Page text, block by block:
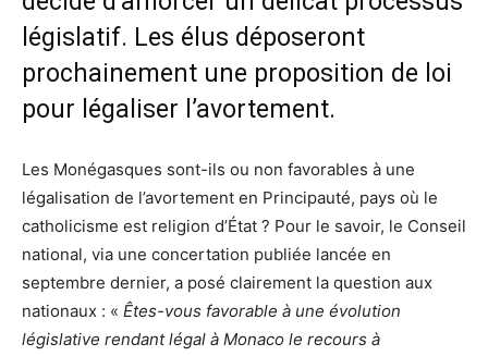
législatif. Les élus déposeront
prochainement une proposition de loi
pour légaliser l’avortement.
Les Monégasques sont-ils ou non favorables à une
légalisation de l’avortement en Principauté, pays où le
catholicisme est religion d’État ? Pour le savoir, le Conseil
national, via une concertation publiée lancée en
septembre dernier, a posé clairement la question aux
nationaux : « Êtes-vous favorable à une évolution
législative rendant légal à Monaco le recours à